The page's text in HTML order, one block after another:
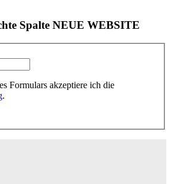
Spalte NEUE WEBSITE
Formulars akzeptiere ich die
.